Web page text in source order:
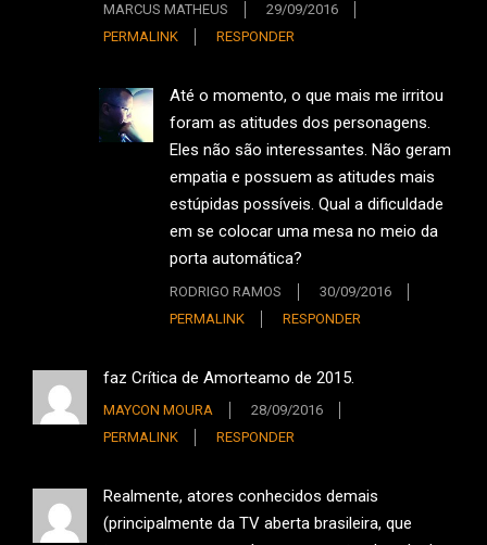
MARCUS MATHEUS
29/09/2016
PERMALINK
RESPONDER
Até o momento, o que mais me irritou
foram as atitudes dos personagens.
Eles não são interessantes. Não geram
empatia e possuem as atitudes mais
estúpidas possíveis. Qual a dificuldade
em se colocar uma mesa no meio da
porta automática?
RODRIGO RAMOS
30/09/2016
PERMALINK
RESPONDER
faz Crítica de Amorteamo de 2015.
MAYCON MOURA
28/09/2016
PERMALINK
RESPONDER
Realmente, atores conhecidos demais
(principalmente da TV aberta brasileira, que